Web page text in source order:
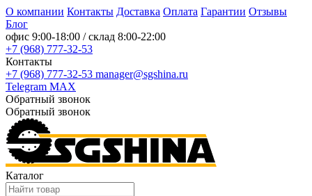
О компании Контакты Доставка Оплата Гарантии Отзывы
Блог
офис 9:00-18:00 / склад 8:00-22:00
+7 (968) 777-32-53
Контакты
+7 (968) 777-32-53 manager@sgshina.ru
Telegram MAX
Обратный звонок
Обратный звонок
Каталог